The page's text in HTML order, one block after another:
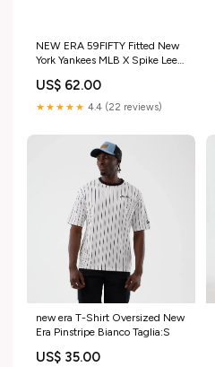
NEW ERA 59FIFTY Fitted New
York Yankees MLB X Spike Lee
DANGEROUS
US$ 62.00
★★★★★ 4.4 (22 reviews)
new era T-Shirt Oversized New
Era Pinstripe Bianco Taglia:S
US$ 35.00